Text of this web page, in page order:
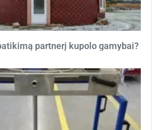
partnerį kupolo gamybai?